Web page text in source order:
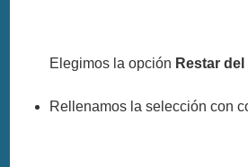
Elegimos la opción Restar del
Rellenamos la selección con